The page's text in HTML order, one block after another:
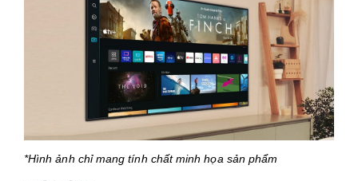
*Hình ảnh chỉ mang tính chất minh họa sản phẩm